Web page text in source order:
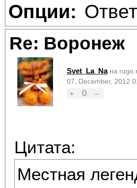
Опции:
Re: Воронеж
Svet_La_Na на
07, December, 2012
+
0 –
Цитата:
Местная